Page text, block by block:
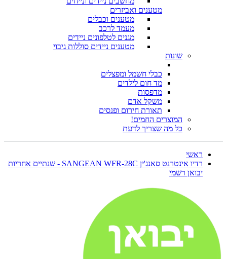
מטענים ואביזרים
מטענים וכבלים
מעמד לרכב
מגנים לטלפונים ניידים
מטענים ניידים סוללות גיבוי
שונות
כבלי חשמל ומפצלים
מד חום לילדים
מדפסות
משקל אדם
תאורת חירום ופנסים
המוצרים החמים!
כל מה שצריך לדעת
ראשי
רדיו אינטרנט סאנג'ין SANGEAN WFR-28C - שנתיים אחריות
יבואן רשמי